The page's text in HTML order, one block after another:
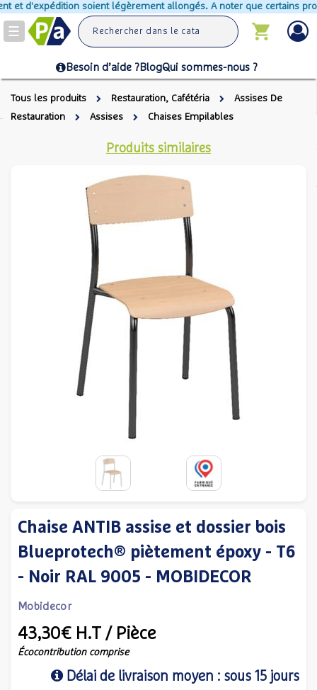
soient légèrement allongés. A noter que certains
Toggle
navigation
Besoin d’aide ?BlogQui sommes-nous ?
Tous les produits Restauration, Cafétéria
Assises De
Restauration
Assises Chaises Empilables
Produits similaires
Chaise ANTIB assise et dossier bois
Blueprotech® piètement époxy - T6
- Noir RAL 9005 - MOBIDECOR
Mobidecor
43,30€ H.T / Pièce
Écocontribution comprise
Délai de livraison moyen : sous 15 jours